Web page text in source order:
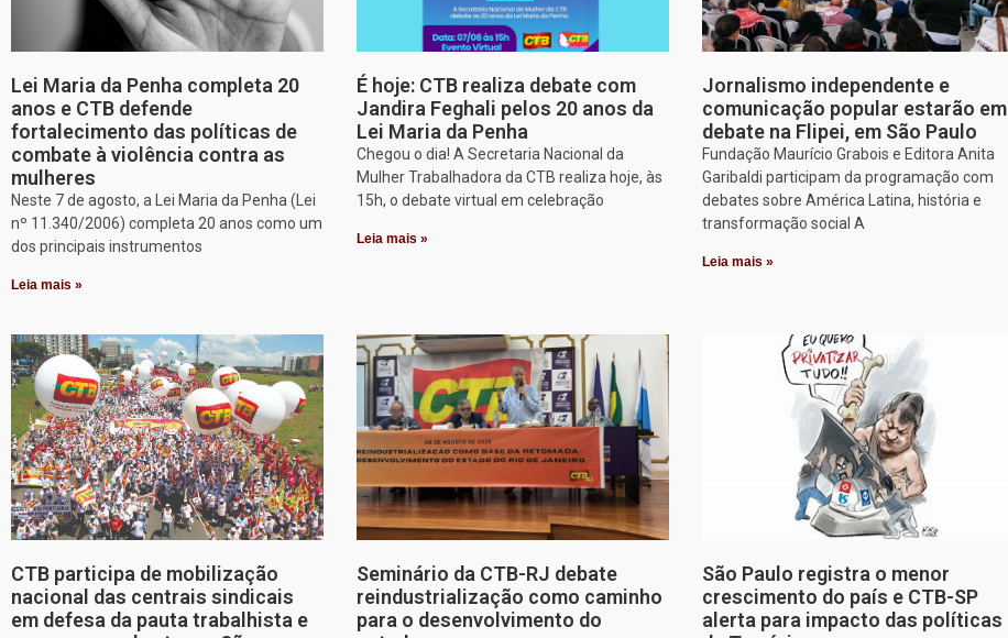
Lei Maria da Penha completa 20
anos e CTB defende
fortalecimento das políticas de
combate à violência contra as
mulheres
Neste 7 de agosto, a Lei Maria da Penha (Lei
nº 11.340/2006) completa 20 anos como um
dos principais instrumentos
Leia mais »
É hoje: CTB realiza debate com
Jandira Feghali pelos 20 anos da
Lei Maria da Penha
Chegou o dia! A Secretaria Nacional da
Mulher Trabalhadora da CTB realiza hoje, às
15h, o debate virtual em celebração
Leia mais »
Jornalismo independente e
comunicação popular estarão em
debate na Flipei, em São Paulo
Fundação Maurício Grabois e Editora Anita
Garibaldi participam da programação com
debates sobre América Latina, história e
transformação social A
Leia mais »
CTB participa de mobilização
nacional das centrais sindicais
em defesa da pauta trabalhista e
Seminário da CTB-RJ debate
reindustrialização como caminho
para o desenvolvimento do
São Paulo registra o menor
crescimento do país e CTB-SP
alerta para impacto das políticas